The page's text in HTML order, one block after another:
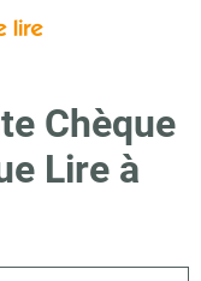
Chèque
Lire à